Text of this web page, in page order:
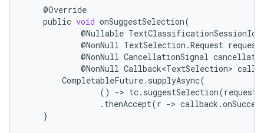
@Override
public void onSuggestSelection(
@Nullable TextClassificationSessionId
@NonNull TextSelection .Request request
@NonNull CancellationSignal
@NonNull Callback<TextSelection>
CompletableFuture. supplyAsync(
()
-> tc. suggestSelection(request
. thenAccept(r -> callback .
}